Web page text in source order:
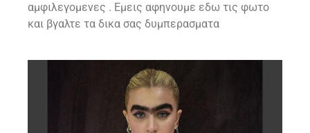
αμφιλεγομενες . Εμεις αφηνουμε εδω τις φωτο
και βγαλτε τα δικα σας δυμπερασματα